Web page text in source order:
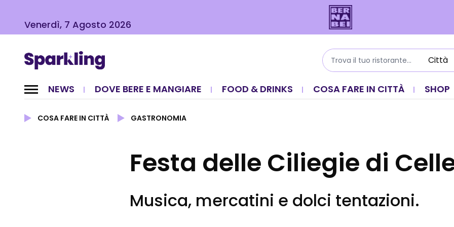
Venerdì, 7 Agosto 2026
NEWS DOVE BERE E MANGIARE FOOD & DRINKS COSA FARE IN CITTÀ SHOP
COSA FARE IN CITTÀ GASTRONOMIA
Festa delle Ciliegie di
Musica, mercatini e dolci tentazioni.